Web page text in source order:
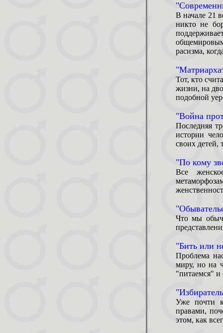
В начале 21
никто не
расизма,
Тот, кто
жизни, на
подобной
"Война
Последняя
истории
своих детей,
"По кому
Все
Что мы
"Бить или
Проблема
миру, но на
"питаемся" и
Уже почти
правами,
этом, как